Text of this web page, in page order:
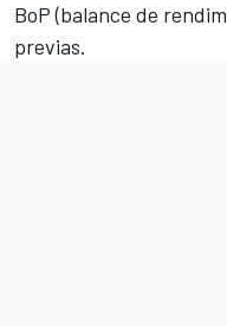
BoP (balance de
previas.